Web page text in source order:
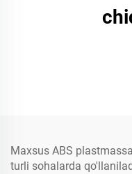
Maxsus ABS
turli sohalarda